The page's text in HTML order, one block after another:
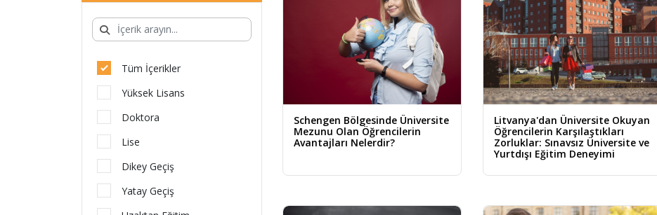
Tüm İçerikler
Yüksek Lisans
Doktora
Lise
Dikey Geçiş
Yatay Geçiş
Schengen Bölgesinde Üniversite
Mezunu Olan Öğrencilerin
Avantajları Nelerdir?
Litvanya'dan Üniversite Okuyan
Öğrencilerin Karşılaştıkları
Zorluklar: Sınavsız Üniversite ve
Yurtdışı Eğitim Deneyimi